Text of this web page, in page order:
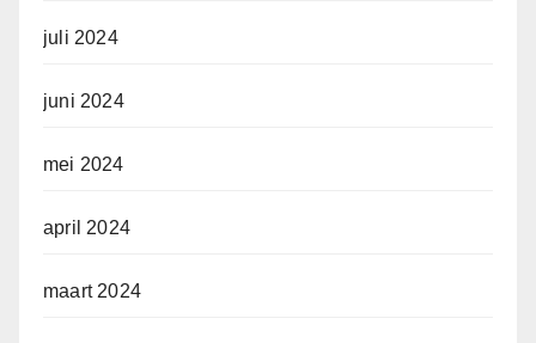
juli 2024
juni 2024
mei 2024
april 2024
maart 2024